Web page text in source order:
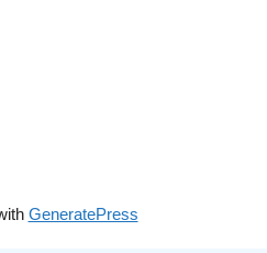
GeneratePress